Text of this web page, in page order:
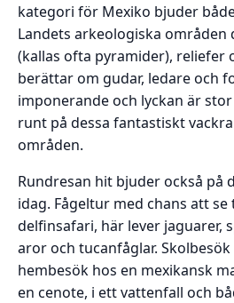
kategori för Mexiko bjuder
Landets arkeologiska områden
(kallas ofta pyramider), reliefer
berättar om gudar, ledare och
imponerande och lyckan är
runt på dessa fantastiskt
områden.
Rundresan hit bjuder också på
idag. Fågeltur med chans att
delfinsafari, här lever jaguarer,
aror och tucanfåglar.
hembesök hos en mexikansk
en cenote, i ett vattenfall och